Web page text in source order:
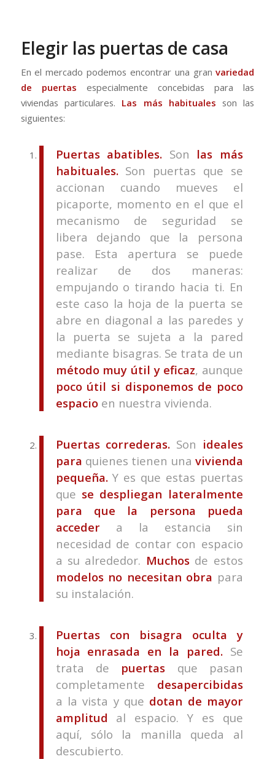
Elegir las puertas de casa
En el mercado podemos encontrar una granvariedad
de puertas especialmente concebidas para las
viviendas particulares. Las más habituales son las
siguientes:
Puertas abatibles. Son las más
habituales.Son puertas que se
accionan cuando mueves el
picaporte, momento en el que el
mecanismo de seguridad se
libera dejando que la persona
pase. Esta apertura se puede
realizar de dos maneras:
empujando o tirando hacia ti. En
este caso la hoja de la puerta se
abre en diagonal a las paredes y
la puerta se sujeta a la pared
mediante bisagras. Se trata de un
método muy útil y eficaz, aunque
poco útil si disponemos de poco
espacioen nuestra vivienda.
Puertas correderas. Son ideales
para quienes tienen una vivienda
pequeña.Y es que estas puertas
que se despliegan lateralmente
para que la persona pueda
accedera la estancia sin
necesidad de contar con espacio
a su alrededor. Muchosde estos
modelos no necesitan obra para
su instalación.
Puertas con bisagra oculta y
hoja enrasada en la pared. Se
trata de puertas que pasan
completamente desapercibidas
a la vista y que dotan de mayor
amplitud al espacio. Y es que
aquí, sólo la manilla queda al
descubierto.